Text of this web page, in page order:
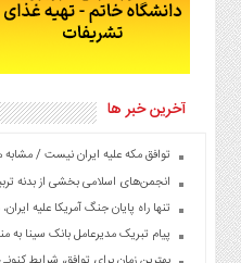
آخرین خبر ها
توافق مکه علیه ایران نیست / مشابه ماده ۵ ناتو با
انجمن‌های اسلامی بخشی از بدنه
تنها راه پایان جنگ آمریکا علیه
پیام تبریک مدیرعامل بانک سینا به